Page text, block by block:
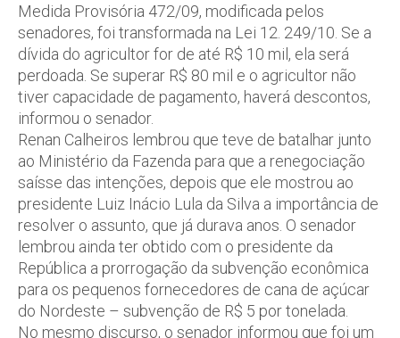
Medida Provisória 472/09, modificada pelos
senadores, foi transformada na Lei 12. 249/10. Se a
dívida do agricultor for de até R$ 10 mil, ela será
perdoada. Se superar R$ 80 mil e o agricultor não
tiver capacidade de pagamento, haverá descontos,
informou o senador.
Renan Calheiros lembrou que teve de batalhar junto
ao Ministério da Fazenda para que a renegociação
saísse das intenções, depois que ele mostrou ao
presidente Luiz Inácio Lula da Silva a importância de
resolver o assunto, que já durava anos. O senador
lembrou ainda ter obtido com o presidente da
República a prorrogação da subvenção econômica
para os pequenos fornecedores de cana de açúcar
do Nordeste – subvenção de R$ 5 por tonelada.
No mesmo discurso, o senador informou que foi um